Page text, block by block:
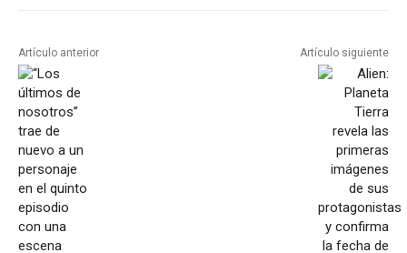
Artículo anterior Artículo siguiente